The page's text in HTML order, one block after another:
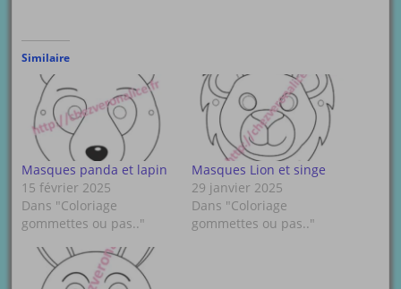
Similaire
Masques panda et lapin
15 février 2025
Dans "Coloriage
gommettes ou pas.."
Masques Lion et singe
29 janvier 2025
Dans "Coloriage
gommettes ou pas.."